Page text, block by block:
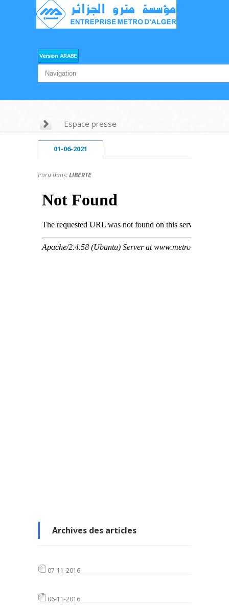
Espace presse
01-06-2021
Paru dans:LIBERTE
Archives des articles
07-11-2016
06-11-2016